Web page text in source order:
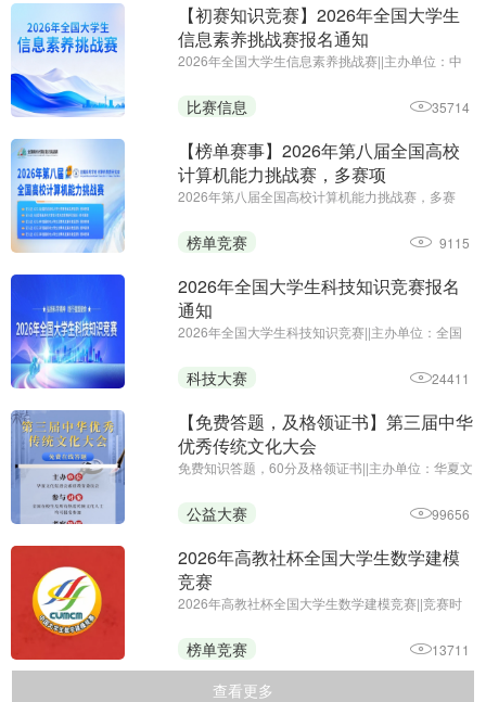
【初赛知识竞赛】2026年全国大学生
信息素养挑战赛报名通知
2026年全国大学生信息素养挑战赛||主办单位：中
免费报名参赛
比赛信息 35714
【榜单赛事】2026年第八届全国高校
计算机能力挑战赛，多赛项
2026年第八届全国高校计算机能力挑战赛，多赛
位：全国高等学校计算机教育研究会
榜单竞赛 9115
2026年全国大学生科技知识竞赛报名
通知
2026年全国大学生科技知识竞赛||主办单位：全国
2026年10月22日
科技大赛 24411
【免费答题，及格领证书】第三届中华
优秀传统文化大会
免费知识答题，60分及格领证书||主办单位：华夏文
公益大赛 99656
2026年高教社杯全国大学生数学建模
竞赛
2026年高教社杯全国大学生数学建模竞赛||竞赛时
榜单竞赛 13711
查看更多